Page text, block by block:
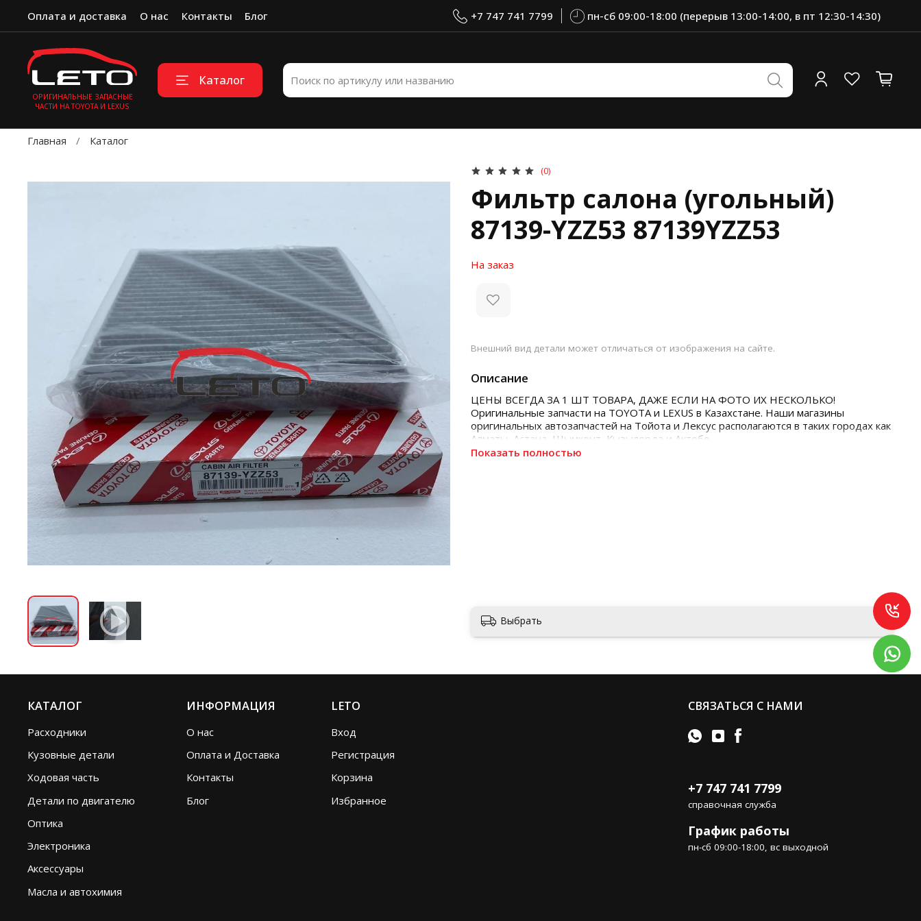
Оплата и доставка О нас Контакты Блог +7 747 741 7799 пн-сб 09:00-18:00 (перерыв 13:00-14:00, в пт 12:30-14:30)
ОРИГИНАЛЬНЫЕ ЗАПАСНЫЕ
ЧАСТИ НА TOYOTA И LEXUS
Каталог
Главная Каталог
(0)
Фильтр салона (угольный)
87139-YZZ53 87139YZZ53
На заказ
Внешний вид детали может отличаться от изображения на сайте.
Описание
ЦЕНЫ ВСЕГДА ЗА 1 ШТ ТОВАРА, ДАЖЕ ЕСЛИ НА ФОТО ИХ НЕСКОЛЬКО!
Оригинальные запчасти на TOYOTA и LEXUS в Казахстане. Наши магазины
оригинальных автозапчастей на Тойота и Лексус располагаются в таких городах как
Алматы, Астана, Шымкент, Кызылорда и Актобе
Показать полностью
Выбрать
КАТАЛОГ
Расходники
Кузовные детали
Ходовая часть
Детали по двигателю
Оптика
Электроника
Аксессуары
Масла и автохимия
ИНФОРМАЦИЯ
О нас
Оплата и Доставка
Контакты
Блог
LETO
Вход
Регистрация
Корзина
Избранное
СВЯЗАТЬСЯ С НАМИ
+7 747 741 7799
справочная служба
График работы
пн-сб 09:00-18:00, вс выходной